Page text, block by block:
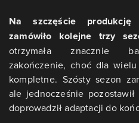
Na szczęście
zamówiło kolejne trzy
otrzymała znacznie
zakończenie, choć dla
kompletne. Szósty sezon
ale jednocześnie
doprowadził adaptacji do